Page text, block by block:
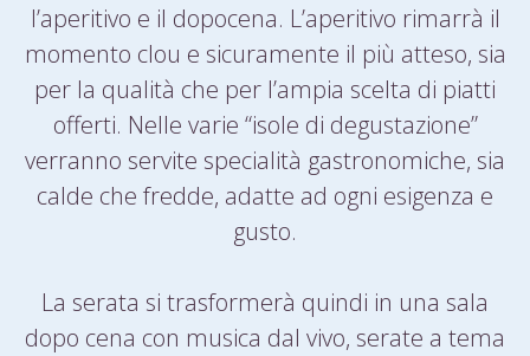
l’aperitivo e il dopocena. L’aperitivo rimarrà il
momento clou e sicuramente il più atteso, sia
per la qualità che per l’ampia scelta di piatti
offerti. Nelle varie “isole di degustazione”
verranno servite specialità gastronomiche, sia
calde che fredde, adatte ad ogni esigenza e
gusto.
La serata si trasformerà quindi in una sala
dopo cena con musica dal vivo, serate a tema